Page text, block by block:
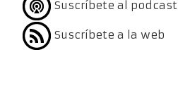
Suscríbete al podcast
Suscríbete a la web